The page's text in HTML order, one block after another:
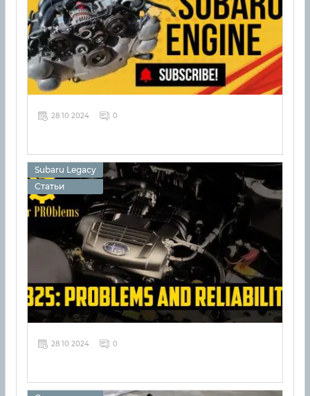
28 10 2024 0
Subaru Legacy
Статьи
28 10 2024 0